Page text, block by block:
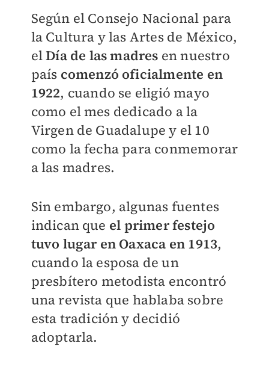
Según el Consejo Nacional para
la Cultura y las Artes de México,
elDía de las madres en nuestro
país comenzó oficialmente en
1922, cuando se eligió mayo
como el mes dedicado a la
Virgen de Guadalupe y el 10
como la fecha para conmemorar
a las madres.
Sin embargo, algunas fuentes
indican que el primer festejo
tuvo lugar en Oaxaca en 1913,
cuando la esposa de un
presbítero metodista encontró
una revista que hablaba sobre
esta tradición y decidió
adoptarla.